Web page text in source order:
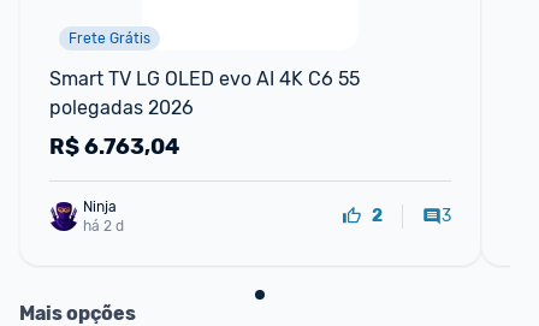
Frete Grátis
Smart TV LG OLED evo AI 4K C6 55
polegadas 2026
R$6.763,04
há 2 d
2 3
Mais opções